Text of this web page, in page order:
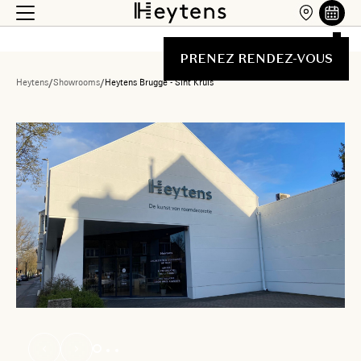
PRENEZ RENDEZ-VOUS
Heytens/Showrooms/Heytens Brugge - Sint Kruis